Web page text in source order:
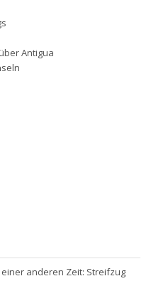
Antigua
einer anderen Zeit: Streifzug